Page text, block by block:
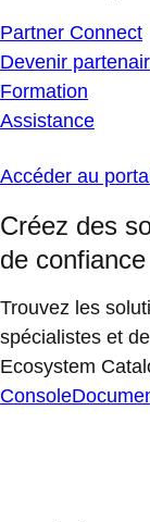
Partner Connect
Devenir
Formation
Assistance
Accéder au
Créez des
de confiance
Trouvez les
spécialistes et
Ecosystem
Console